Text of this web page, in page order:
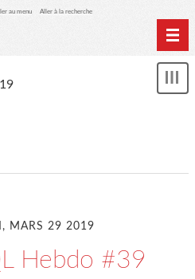
au menu Aller à la recherche
MARS 29 2019
Hebdo #39